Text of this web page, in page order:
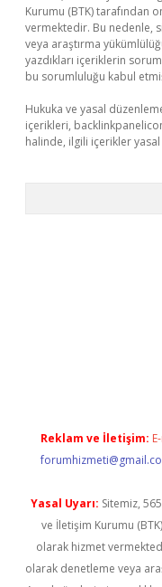
Kurumu (BTK) tarafından
vermektedir. Bu nedenle,
veya araştırma
yazdıkları içeriklerin
bu sorumluluğu kabul
Hukuka ve yasal
içerikleri,
halinde, ilgili içerikler
Reklam ve İletişim:
Yasal Uyarı: Sitemiz,
ve İletişim Kurumu
olarak hizmet
olarak denetleme veya